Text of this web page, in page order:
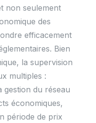
non seulement
des
efficacement
Bien
la supervision
multiples :
gestion du réseau
économiques,
période de prix